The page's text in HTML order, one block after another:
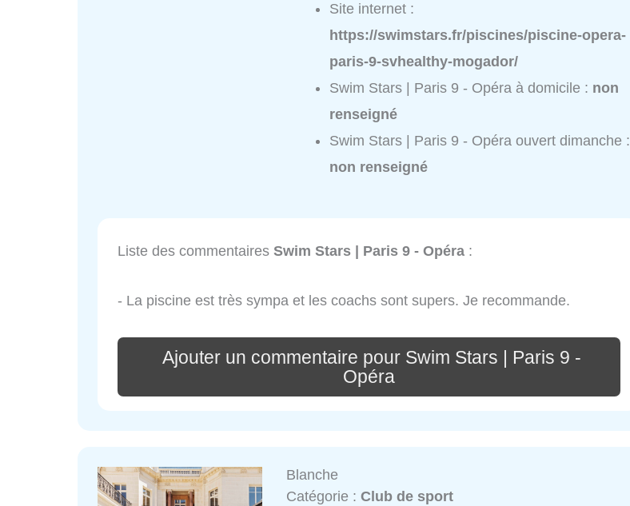
Site internet :
https://swimstars.fr/piscines/piscine-opera-
paris-9-svhealthy-mogador/
Swim Stars | Paris 9 - Opéra à domicile : non
renseigné
Swim Stars | Paris 9 - Opéra ouvert dimanche :
non renseigné
Liste des commentaires Swim Stars | Paris 9 - Opéra :
- La piscine est très sympa et les coachs sont supers. Je recommande.
Ajouter un commentaire pour Swim Stars | Paris 9 -
Opéra
Blanche
Catégorie :Club de sport